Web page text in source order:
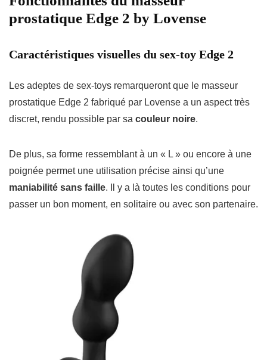
prostatique Edge 2 by Lovense
Caractéristiques visuelles du sex-toy Edge 2
Les adeptes de sex-toys remarqueront que le masseur
prostatique Edge 2 fabriqué par Lovense a un aspect très
discret, rendu possible par sa couleur noire.
De plus, sa forme ressemblant à un « L » ou encore à une
poignée permet une utilisation précise ainsi qu’une
maniabilité sans faille. Il y a là toutes les conditions pour
passer un bon moment, en solitaire ou avec son partenaire.